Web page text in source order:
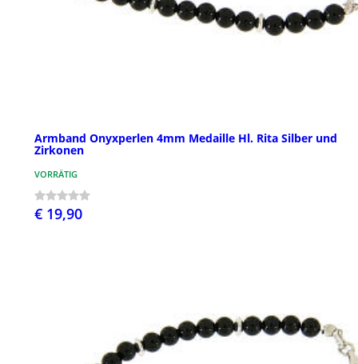
Armband Onyxperlen 4mm Medaille Hl. Rita Silber und
Zirkonen
VORRÄTIG
€ 19,90